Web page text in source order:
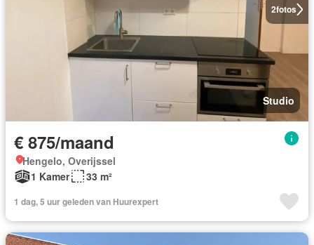
2fotos
Studio
€ 875/maand
Hengelo, Overijssel
1 Kamer
33 m²
1 dag, 5 uur geleden van Huurexpert